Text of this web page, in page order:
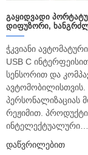
ᲒᲐᲧᲘᲓᲕᲐᲓᲘ
ᲓᲘᲤᲣᲖᲝᲠᲘ,
ჭკვიანი
USB C
სენსორით და
ავტომობილისთვის.
რეჟიმით.
ინტელექტუალური…
Დაწვრილებით